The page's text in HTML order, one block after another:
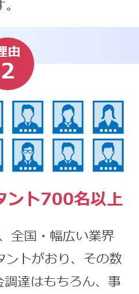
由
2
ント700名以上
全国・幅広い業界
ントがおり、その数
達はもちろん、事